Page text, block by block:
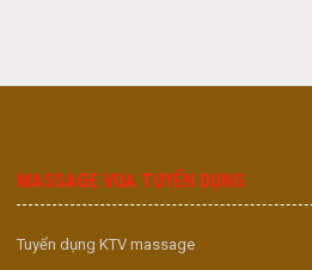
MASSAGE VUA TUYỂN DỤNG
Tuyển dụng KTV massage